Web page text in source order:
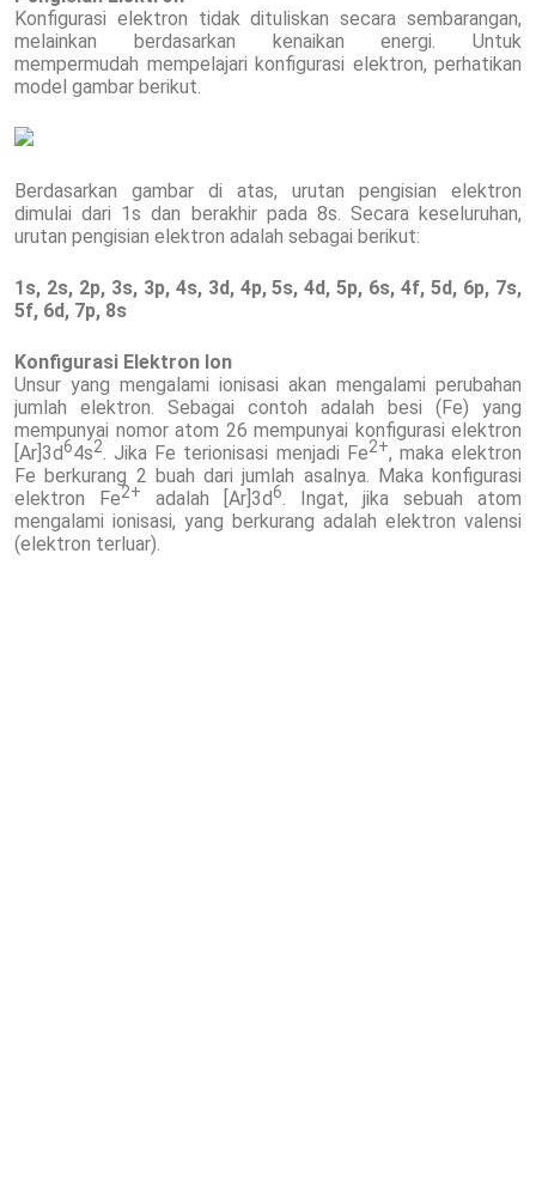
Konfigurasi elektron tidak dituliskan secara sembarangan,
melainkan berdasarkan kenaikan energi. Untuk
mempermudah mempelajari konfigurasi elektron, perhatikan
model gambar berikut.
Berdasarkan gambar di atas, urutan pengisian elektron
dimulai dari 1s dan berakhir pada 8s. Secara keseluruhan,
urutan pengisian elektron adalah sebagai berikut:
1s, 2s, 2p, 3s, 3p, 4s, 3d, 4p, 5s, 4d, 5p, 6s, 4f, 5d, 6p, 7s,
5f, 6d, 7p, 8s
Konfigurasi Elektron Ion
Unsur yang mengalami ionisasi akan mengalami perubahan
jumlah elektron. Sebagai contoh adalah besi (Fe) yang
mempunyai nomor atom 26 mempunyai konfigurasi elektron
[Ar]3d64s2 . Jika Fe terionisasi menjadi Fe2+, maka elektron
Fe berkurang 2 buah dari jumlah asalnya. Maka konfigurasi
elektron Fe2+ adalah [Ar]3d6
. Ingat, jika sebuah atom
mengalami ionisasi, yang berkurang adalah elektron valensi
(elektron terluar).